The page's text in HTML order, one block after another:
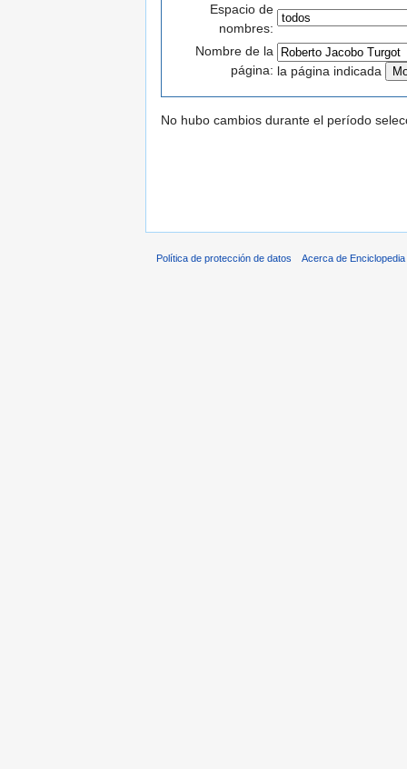
Espacio de
nombres:
Nombre de la
página: la página indicada
No hubo cambios durante el período
Política de protección de datos Acerca de